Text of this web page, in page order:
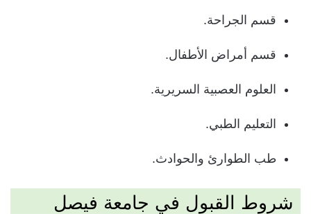
قسم الجراحة.
قسم أمراض الأطفال.
العلوم العصبية السريرية.
التعليم الطبي.
طب الطوارئ والحوادث.
شروط القبول في جامعة فيصل